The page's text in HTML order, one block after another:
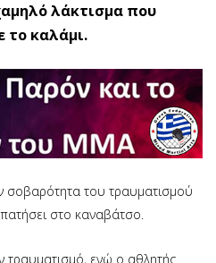
λάκτισμα που
το καλάμι.
σοβαρότητα του τραυματισμού
στο καναβάτσο.
τραυματισμό, ενώ ο αθλητής